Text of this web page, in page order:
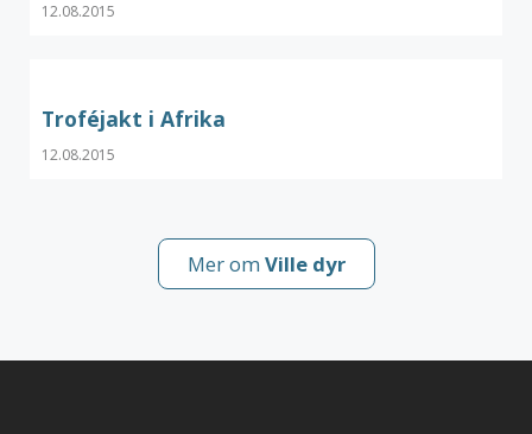
12.08.2015
Troféjakt i Afrika
12.08.2015
Mer om Ville dyr